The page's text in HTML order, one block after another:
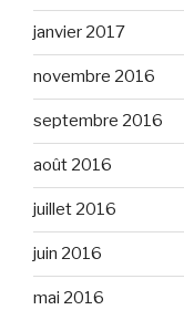
janvier 2017
novembre 2016
septembre 2016
août 2016
juillet 2016
juin 2016
mai 2016